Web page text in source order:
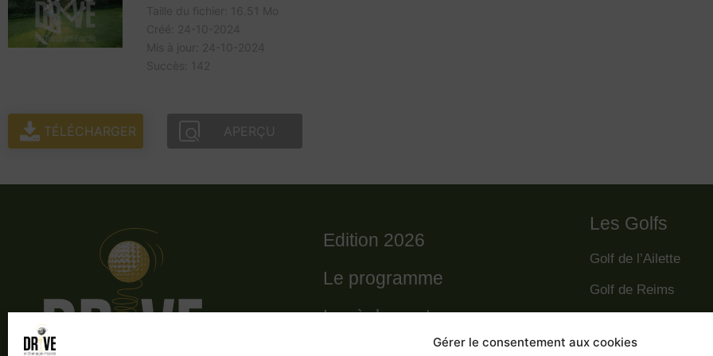
Gérer le consentement aux cookies
TÉLÉCHARGER APERÇU
Edition 2026
Le programme
Le règlement
Les Golfs
Golf de l’Ailette
Golf de Reims
Golf des Poursaudes